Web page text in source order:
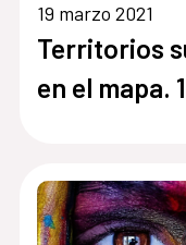
19 marzo 2021
Territorios
en el mapa.